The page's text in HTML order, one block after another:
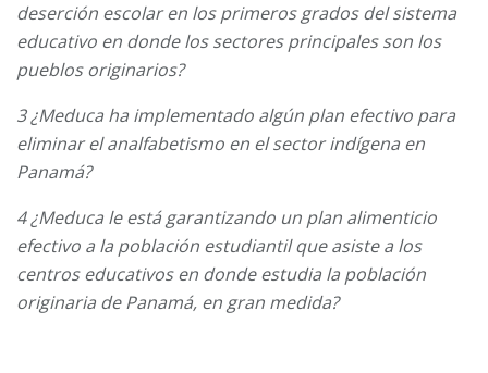
deserción escolar en los primeros grados del sistema
educativo en donde los sectores principales son los
pueblos originarios?
3 ¿Meduca ha implementado algún plan efectivo para
eliminar el analfabetismo en el sector indígena en
Panamá?
4 ¿Meduca le está garantizando un plan alimenticio
efectivo a la población estudiantil que asiste a los
centros educativos en donde estudia la población
originaria de Panamá, en gran medida?